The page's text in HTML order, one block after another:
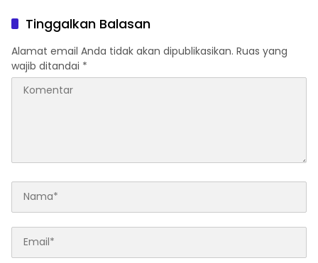
STUNTING
Tinggalkan Balasan
Alamat email Anda tidak akan dipublikasikan. Ruas yang
wajib ditandai *